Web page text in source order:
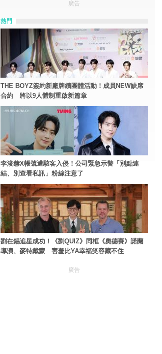
廣告
熱門
THE BOYZ簽約新廠牌續團體活動！成員NEW缺席
合約 將以9人體制重啟新篇章
李浚赫X帳號遭駭客入侵！公司緊急示警「別點連
結、別查看私訊」粉絲注意了
劉在錫追星成功！《劉QUIZ》同框《奧德賽》諾蘭
導演、麥特戴蒙 害羞比YA幸福笑容藏不住
廣告